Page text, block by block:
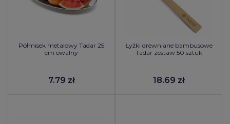
Półmisek metalowy Tadar 25
cm owalny
7.79 zł
Łyżki drewniane bambusowe
Tadar zestaw 50 sztuk
18.69 zł